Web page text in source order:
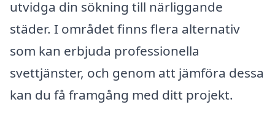
utvidga din sökning till närliggande
städer. I området finns flera alternativ
som kan erbjuda professionella
svettjänster, och genom att jämföra dessa
kan du få framgång med ditt projekt.